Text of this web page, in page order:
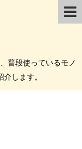
普段使っているモノ
します。